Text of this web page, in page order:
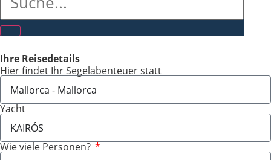
Ihre Reisedetails
Hier findet Ihr Segelabenteuer statt
Yacht
Wie viele Personen?